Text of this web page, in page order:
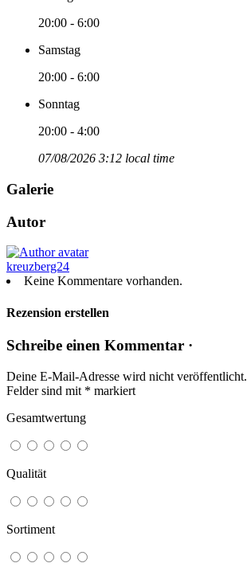
20:00 - 6:00
Samstag
20:00 - 6:00
Sonntag
20:00 - 4:00
07/08/2026 3:12 local time
Galerie
Autor
kreuzberg24
Keine Kommentare vorhanden.
Rezension erstellen
Schreibe einen Kommentar ·
Deine E-Mail-Adresse wird nicht veröffentlicht.
Felder sind mit * markiert
Gesamtwertung
Qualität
Sortiment